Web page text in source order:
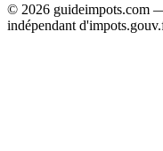
© 2026 guideimpots.com
indépendant